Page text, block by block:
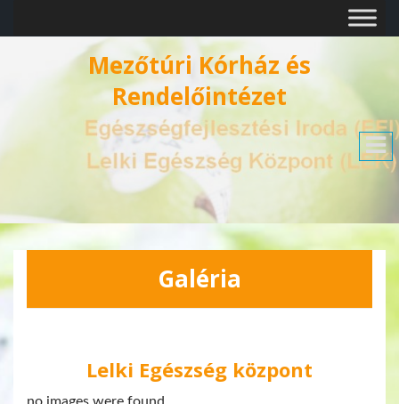
Mezőtúri Kórház és
Rendelőintézet
Galéria
Lelki Egészség központ